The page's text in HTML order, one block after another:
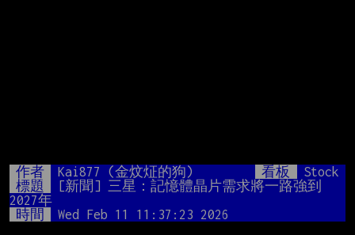
作者 Kai877 (金炆炡的狗) 看板
Stock
標題
[新聞] 三星：記憶體晶片需求將一路強到
2027年
時間
Wed Feb 11 11:37:23 2026